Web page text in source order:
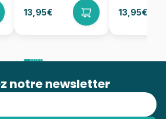
13,95€ 13,95€
notre newsletter